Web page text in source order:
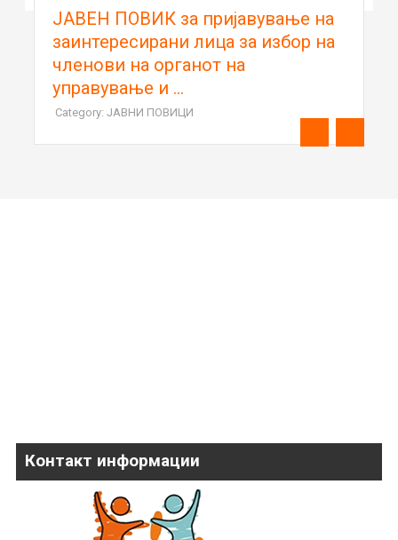
ЈАВЕН ПОВИК за пријавување на
заинтересирани лица за избор на
членови на органот на
управување и ...
Category: ЈАВНИ ПОВИЦИ
Контакт информации